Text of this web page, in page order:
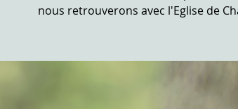
nous retrouverons avec l'Eglise de